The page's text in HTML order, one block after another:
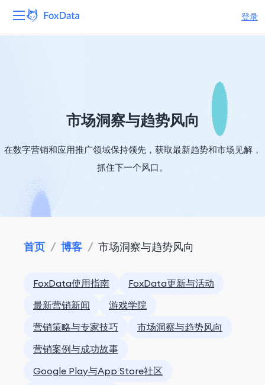
登录
公司
市场洞察与趋势风向
在数字营销和应用推广领域保持领先，获取最新趋势和市场见解，
抓住下一个风口。
首页 / 博客 / 市场洞察与趋势风向
FoxData使用指南
FoxData更新与活动
最新营销新闻
游戏学院
营销策略与专家技巧
市场洞察与趋势风向
营销案例与成功故事
Google Play与App Store社区